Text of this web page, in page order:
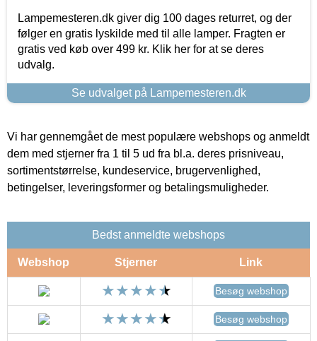
Lampemesteren.dk giver dig 100 dages returret, og der
følger en gratis lyskilde med til alle lamper. Fragten er
gratis ved køb over 499 kr. Klik her for at se deres
udvalg.
Se udvalget på Lampemesteren.dk
Vi har gennemgået de mest populære webshops og anmeldt
dem med stjerner fra 1 til 5 ud fra bl.a. deres prisniveau,
sortimentstørrelse, kundeservice, brugervenlighed,
betingelser, leveringsformer og betalingsmuligheder.
Bedst anmeldte webshops
Webshop Stjerner Link
Besøg webshop
Besøg webshop